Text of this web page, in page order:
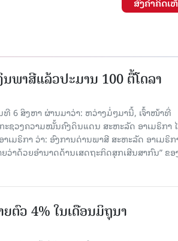
ພາສີແລ້ວປະມານ 100 ຕື້ໂດລາ
ທີ 6 ສິງຫາ ຜ່ານມາວ່າ: ຫວ່າງມໍ່ໆມານີ້, ເຈົ້າໜ້າທີ່
ຊວງຄວາມໝັ້ນຄົງດິນແດນ ສະຫະລັດ ອາເມຣິກາ
ເມຣິກາ ວ່າ: ອົງການດ່ານພາສີ ສະຫະລັດ ອາເມຣິກ
າດ້ວຍອຳນາດດ້ານເສດຖະກິດສຸກເສີນສາກົນ” ຂອ
ຕົວ 4% ໃນເດືອນມິຖຸນາ